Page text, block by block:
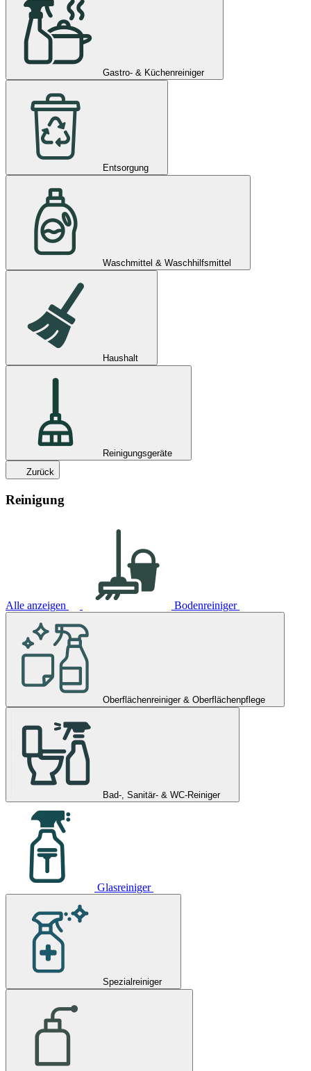
Gastro- & Küchenreiniger
Entsorgung
Waschmittel & Waschhilfsmittel
Haushalt
Reinigungsgeräte
Zurück
Reinigung
Alle anzeigen Bodenreiniger
Oberflächenreiniger & Oberflächenpflege
Bad-, Sanitär- & WC-Reiniger
Glasreiniger
Spezialreiniger